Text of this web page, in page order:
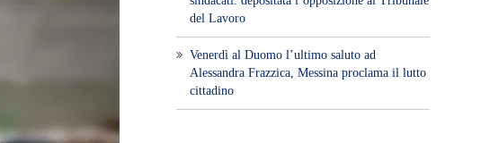
del Lavoro
Venerdì al Duomo l’ultimo saluto ad
Alessandra Frazzica, Messina proclama il lutto
cittadino